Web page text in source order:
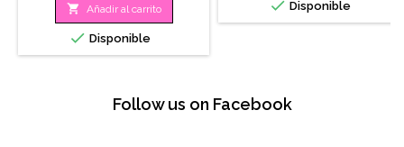
 Añadir al carrito
 Disponible
 Disponible
Follow us on Facebook